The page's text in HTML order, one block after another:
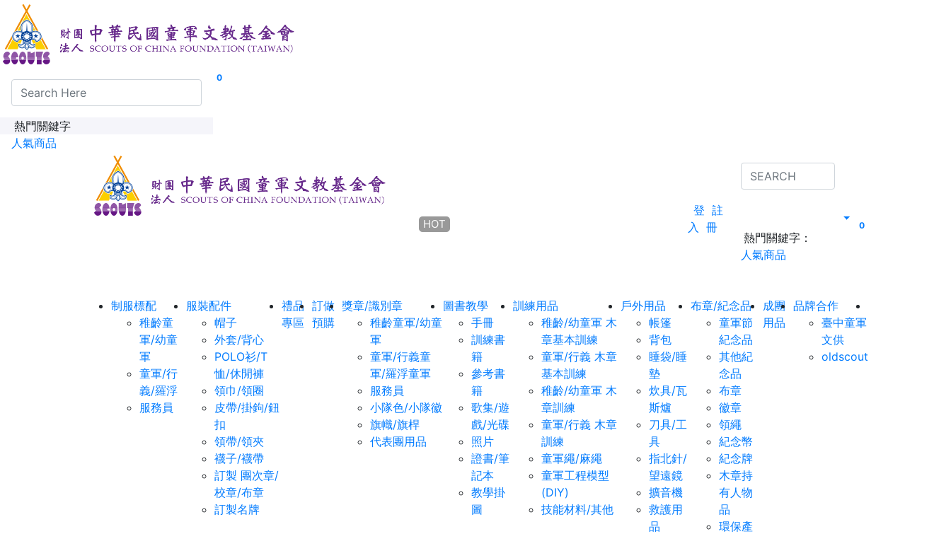
熱門關鍵字
人氣商品
0
HOT
登
入
註
冊
熱門關鍵字：
人氣商品
0
制服標配
稚齡童
軍/幼童
軍
童軍/行
義/羅浮
服務員
服裝配件
帽子
外套/背心
POLO衫/T
恤/休閒褲
領巾/領圈
皮帶/掛鉤/鈕
扣
領帶/領夾
襪子/襪帶
訂製 團次章/
校章/布章
訂製名牌
禮品
專區
訂做
預購
獎章/識別章
稚齡童軍/幼童
軍
童軍/行義童
軍/羅浮童軍
服務員
小隊色/小隊徽
旗幟/旗桿
代表團用品
圖書教學
手冊
訓練書
籍
參考書
籍
歌集/遊
戲/光碟
照片
證書/筆
記本
教學掛
圖
訓練用品
稚齡/幼童軍 木
章基本訓練
童軍/行義 木章
基本訓練
稚齡/幼童軍 木
章訓練
童軍/行義 木章
訓練
童軍繩/麻繩
童軍工程模型
(DIY)
技能材料/其他
戶外用品
帳篷
背包
睡袋/睡
墊
炊具/瓦
斯爐
刀具/工
具
指北針/
望遠鏡
擴音機
救護用
品
布章/紀念品
童軍節
紀念品
其他紀
念品
布章
徽章
領繩
紀念幣
紀念牌
木章持
有人物
品
環保產
成團
用品
品牌合作
臺中童軍
文供
oldscout